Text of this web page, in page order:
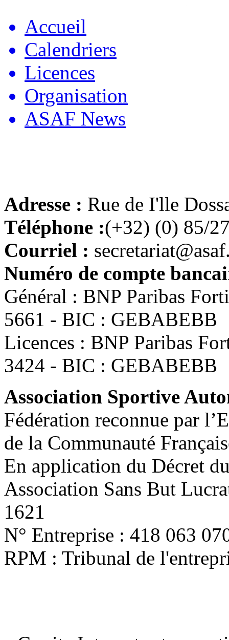
Accueil
Calendriers
Licences
Organisation
ASAF News
Adresse : Rue de I'lle
Téléphone :(+32) (0) 85/
Courriel :
Numéro de compte
Général : BNP Paribas
5661 - BIC : GEBABEBB
Licences : BNP Paribas
3424 - BIC : GEBABEBB
Association Sportive
Fédération reconnue par
de la Communauté
En application du Décret
Association Sans But
1621
N° Entreprise : 418 063
RPM : Tribunal de